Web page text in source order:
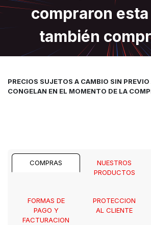
compraron
también
PRECIOS SUJETOS A CAMBIO SIN PREVIO
CONGELAN EN EL MOMENTO DE LA
COMPRAS
NUESTROS
PRODUCTOS
FORMAS DE
PAGO Y
FACTURACION
PROTECCION
AL CLIENTE